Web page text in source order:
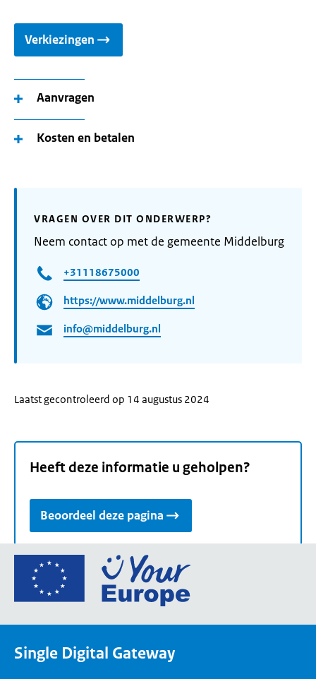
Verkiezingen
Aanvragen
Kosten en betalen
VRAGEN OVER DIT ONDERWERP?
Neem contact op met de gemeente Middelburg
+31118675000
https://www.middelburg.nl
info@middelburg.nl
Laatst gecontroleerd op 14 augustus 2024
Heeft deze informatie u geholpen?
Beoordeel deze pagina
Ga
de
Single Digital Gateway